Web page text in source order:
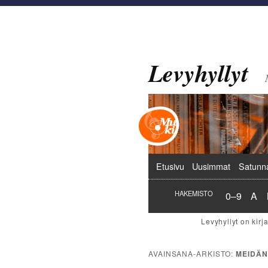
Levyhyllyt
Päävalikko
Etusivu Uusimmat
HAKEMISTO 0–9 A
AVAINSANA-ARKISTO: